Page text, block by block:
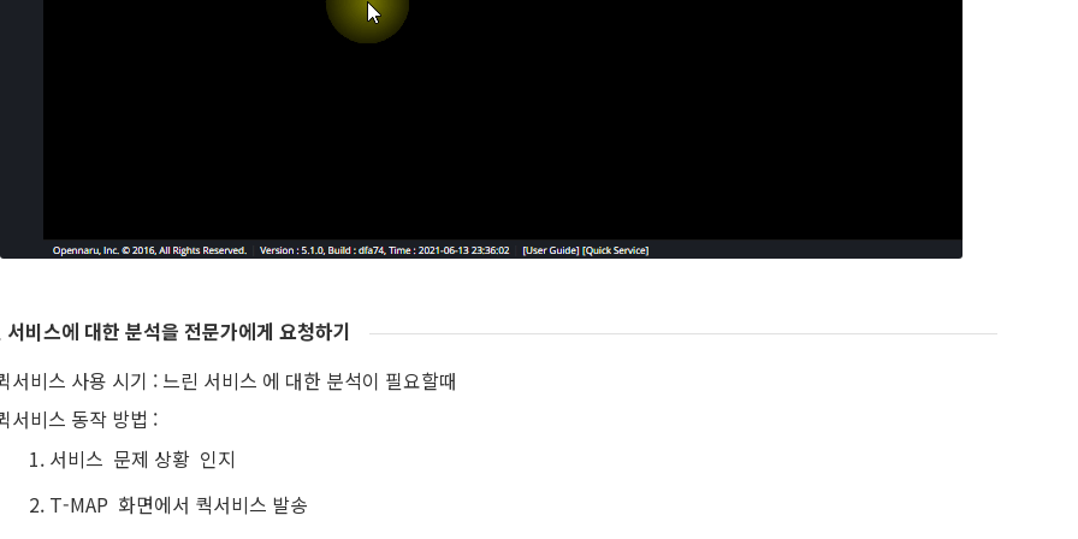
서비스에 대한 분석을 전문가에게 요청하기
서비스 사용 시기 : 느린 서비스 에 대한 분석이 필요할때
서비스 동작 방법 :
서비스 문제 상황 인지
T-MAP 화면에서 쿽서비스 발송